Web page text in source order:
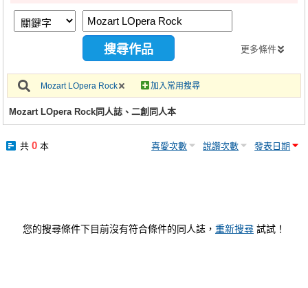
攤位轉讓區
會員中心
註冊會員
更多條件
Mozart LOpera Rock 加入常用搜尋
Mozart LOpera Rock同人誌、二創同人本
共 0本 喜愛次數 說讚次數 發表日期
您的搜尋條件下目前沒有符合條件的同人誌， 重新搜尋 試試！